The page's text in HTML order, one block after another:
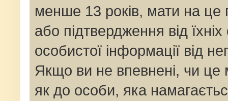
менше 13 років, мати на це
або підтвердження від
особистої інформації від
Якщо ви не впевнені, чи
як до особи, яка